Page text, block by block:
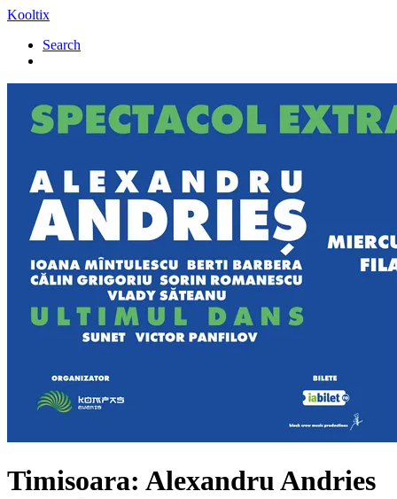
Kooltix
Search
Timisoara: Alexandru Andries